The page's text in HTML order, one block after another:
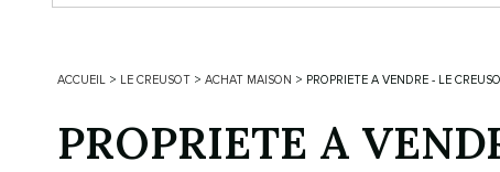
ACCUEIL > LE CREUSOT > ACHAT MAISON > PROPRIETE A VENDRE - LE
PROPRIETE A